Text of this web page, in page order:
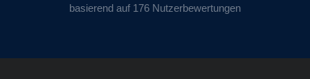
basierend auf 176 Nutzerbewertungen